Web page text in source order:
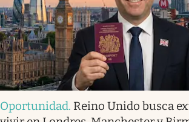
Oportunidad. Reino Unido busca